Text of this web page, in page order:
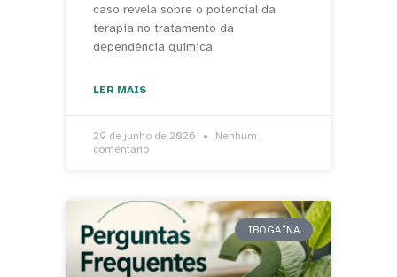
caso revela sobre o potencial da
terapia no tratamento da
dependência química
LER MAIS
29 de junho de 2026
Nenhum
comentário
IBOGAÍNA